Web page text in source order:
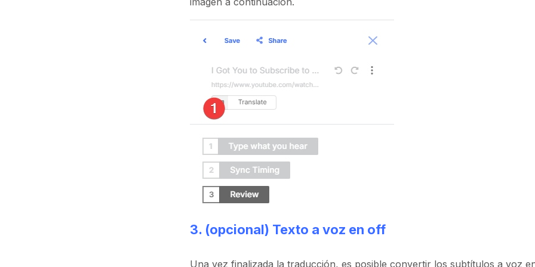
3. (opcional) Texto a voz en off
Una vez finalizada la traducción, es posible convertir los subtítulos a voz